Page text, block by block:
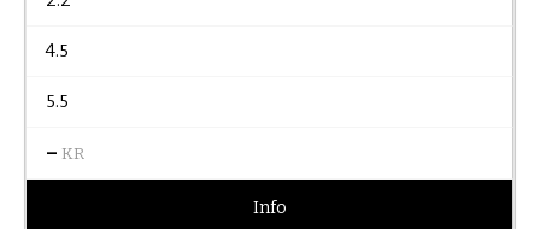
4.5
5.5
– KR
Info